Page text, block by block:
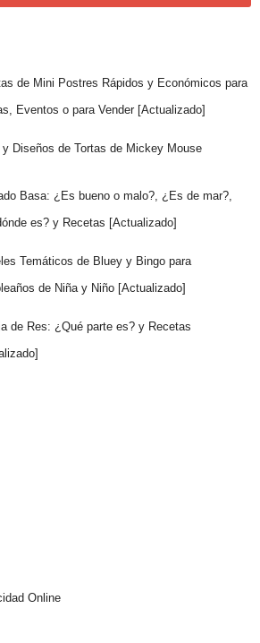
de Mini Postres Rápidos y Económicos para
Eventos o para Vender [Actualizado]
y Diseños de Tortas de Mickey Mouse
Basa: ¿Es bueno o malo?, ¿Es de mar?,
es? y Recetas [Actualizado]
Temáticos de Bluey y Bingo para
de Niña y Niño [Actualizado]
de Res: ¿Qué parte es? y Recetas
Online